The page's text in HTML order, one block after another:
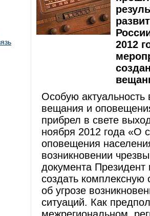
2012
Особую актуальность
вещания и
прибрел в свете
ноября 2012 года «О
оповещения
возникновении
документа Президент
создать комплексную
об угрозе
ситуаций. Как